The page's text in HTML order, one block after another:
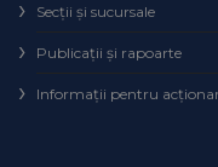
Secţii şi sucursale
Publicații și rapoarte
Informații pentru